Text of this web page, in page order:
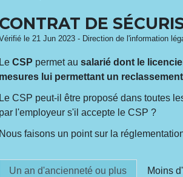
CONTRAT DE
le 21 Jun 2023 - Direction de l'information
LeCSP permet ausalarié dont le
mesures lui permettant un
Le CSP peut-il être proposé dans toutes
par l'employeur s'il accepte le CSP ?
Nous faisons un point sur la
Un an d'ancienneté ou plus Moins